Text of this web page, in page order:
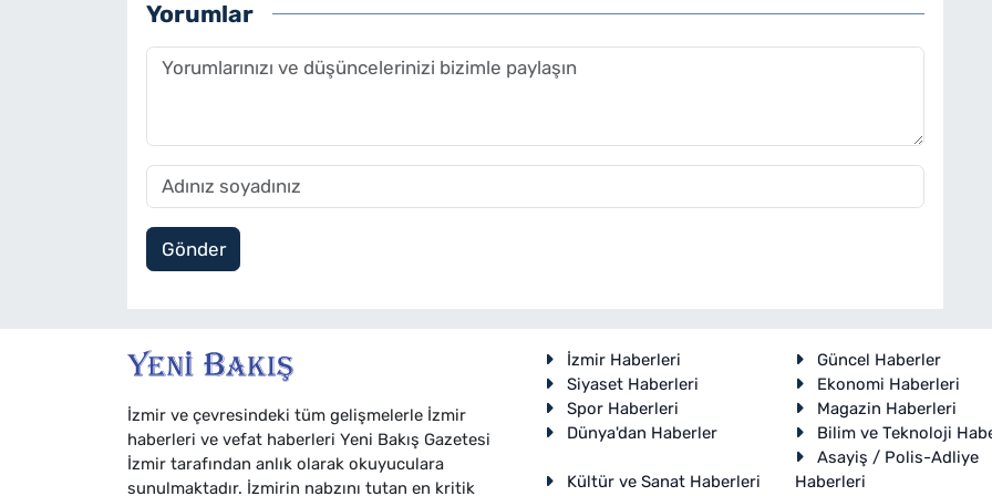
Yorumlar
Gönder
İzmir ve çevresindeki tüm gelişmelerle İzmir
haberleri ve vefat haberleri Yeni Bakış Gazetesi
İzmir tarafından anlık olarak okuyuculara
sunulmaktadır. İzmirin nabzını tutan en kritik
İzmir Haberleri
Güncel Haberler
Siyaset Haberleri
Ekonomi Haberleri
Spor Haberleri
Magazin Haberleri
Dünya'dan Haberler
Bilim ve Teknoloji
Kültür ve Sanat Haberleri
Asayiş / Polis-Adliye
Haberleri